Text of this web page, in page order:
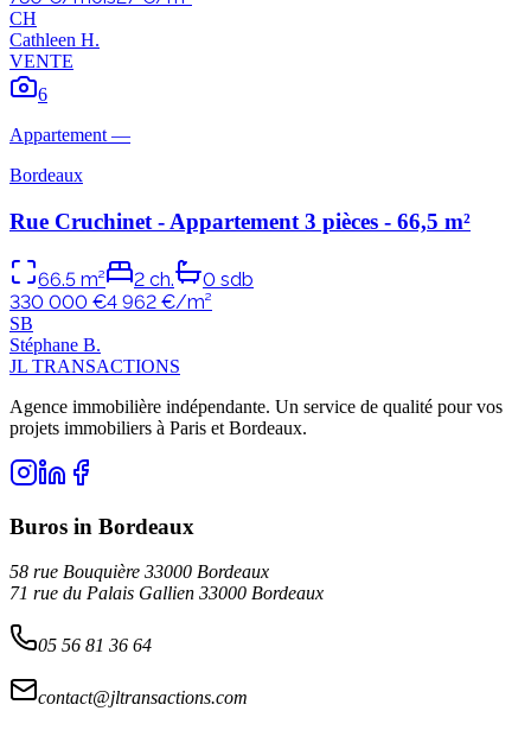
CH
Cathleen H.
VENTE
6
Appartement—
Bordeaux
Rue Cruchinet - Appartement 3 pièces - 66,5 m²
66.5 m² 2 ch. 0 sdb
330 000 €4 962 €/m²
SB
Stéphane B.
JL TRANSACTIONS
Agence immobilière indépendante. Un service de qualité pour vos
projets immobiliers à Paris et Bordeaux.
Buros in Bordeaux
58 rue Bouquière 33000 Bordeaux
71 rue du Palais Gallien 33000 Bordeaux
05 56 81 36 64
contact@jltransactions.com